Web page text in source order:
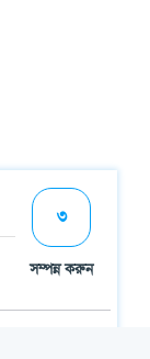
৩
সম্পন্ন করুন